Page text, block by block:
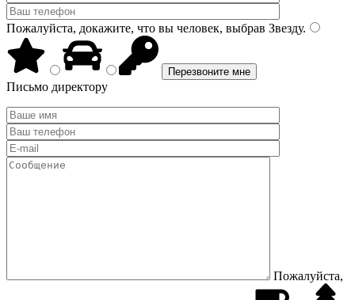
Пожалуйста, докажите, что вы человек, выбрав Звезду.
Письмо директору
Пожалуйста,